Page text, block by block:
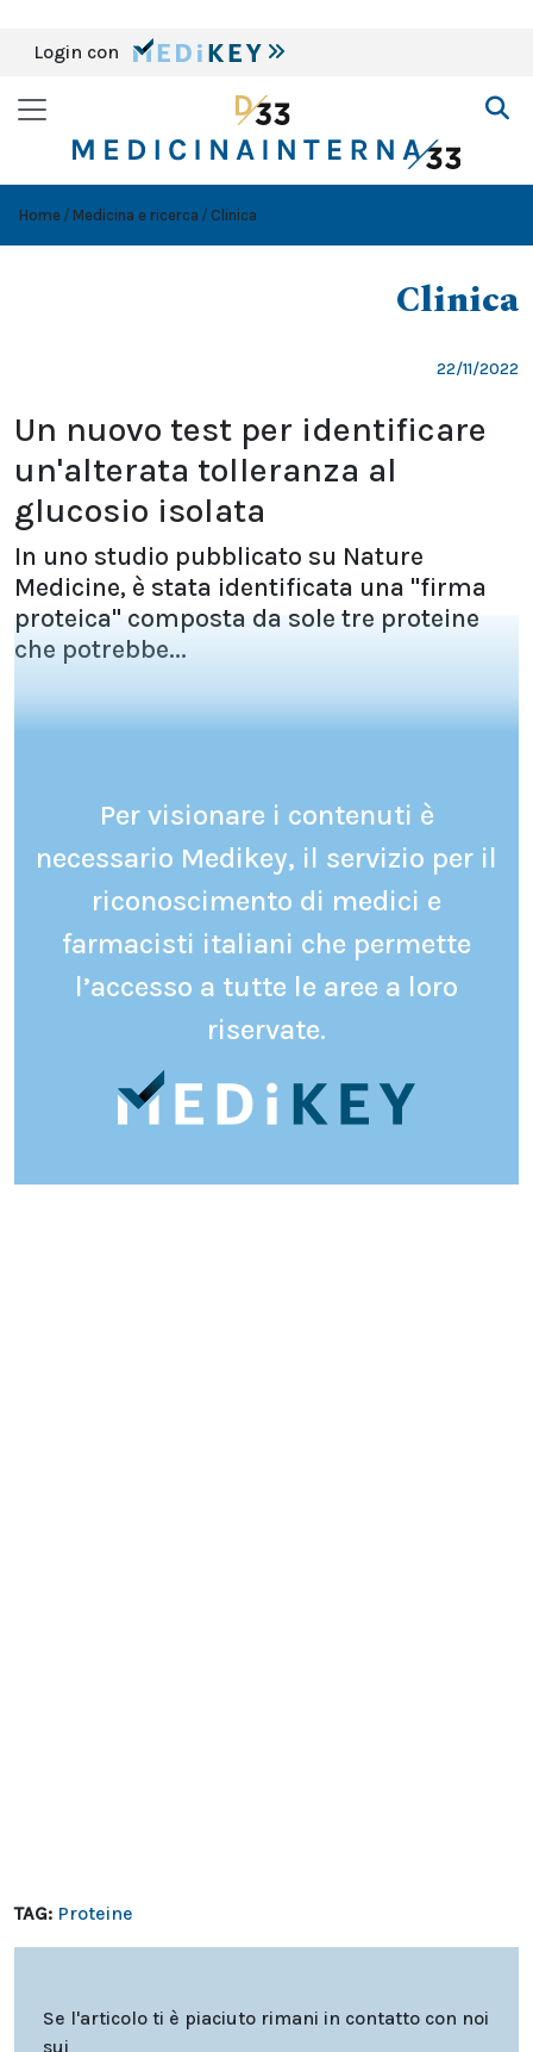
Login con
Home Medicina e ricerca Clinica
Clinica
22/11/2022
Un nuovo test per identificare
un'alterata tolleranza al
glucosio isolata
In uno studio pubblicato su Nature
Medicine, è stata identificata una "firma
proteica" composta da sole tre proteine
che potrebbe...
Per visionare i contenuti è
necessario Medikey, il servizio per il
riconoscimento di medici e
farmacisti italiani che permette
l’accesso a tutte le aree a loro
riservate.
TAG: Proteine
Se l'articolo ti è piaciuto rimani in contatto con noi
sui